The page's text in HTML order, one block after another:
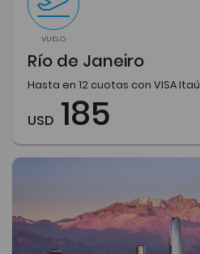
VUELO
Río de Janeiro
Hasta en 12 cuotas con VISA Itaú
USD 185